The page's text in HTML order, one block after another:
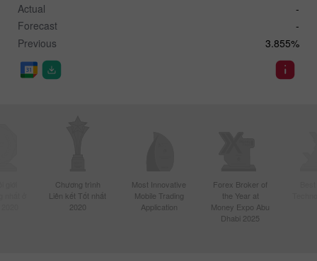
Actual
-
Forecast
-
Previous
3.855%
Chương trình
Liên kết Tốt nhất
2020
Most Innovative
Mobile Trading
Application
Forex Broker of
the Year at
Money Expo Abu
Dhabi 2025